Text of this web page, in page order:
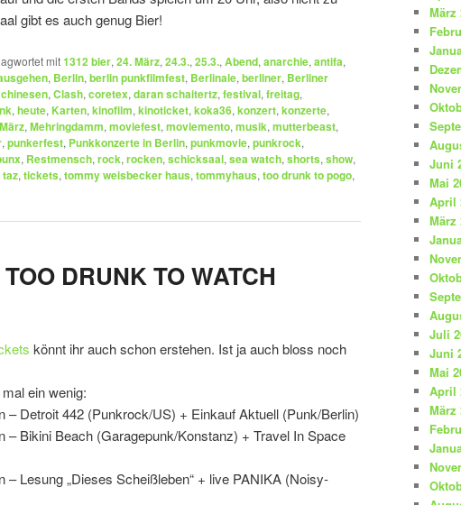
gibt es auch genug Bier!
mit1312 bier, 24. März, 24.3., 25.3., Abend, anarchie, antifa,
, Berlin, berlin punkfilmfest, Berlinale, berliner, Berliner
chinesen, Clash, coretex, daran schaitertz, festival, freitag,
, heute, Karten, kinofilm, kinoticket, koka36, konzert, konzerte,
März, Mehringdamm, moviefest, moviemento, musik, mutterbeast,
, punkerfest, Punkkonzerte in Berlin, punkmovie, punkrock,
, Restmensch, rock, rocken, schicksaal, sea watch, shorts, show,
taz, tickets, tommy weisbecker haus, tommyhaus, too drunk to pogo,
DRUNK TO WATCH
könnt ihr auch schon erstehen. Ist ja auch bloss noch
ein wenig:
– Detroit 442 (Punkrock/US) + Einkauf Aktuell (Punk/Berlin)
– Bikini Beach (Garagepunk/Konstanz) + Travel In Space
– Lesung „Dieses Scheißleben“ + live PANIKA (Noisy-
März
Juni
Mai
April
März
Juli
Juni
Mai
April
März